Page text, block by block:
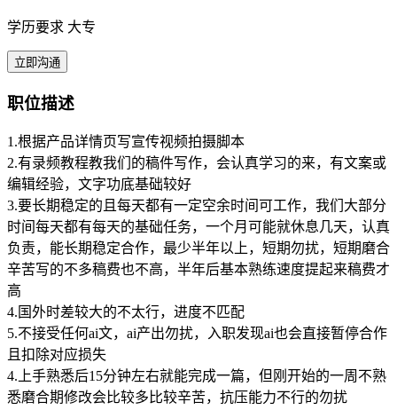
学历要求 大专
立即沟通
职位描述
1.根据产品详情页写宣传视频拍摄脚本
2.有录频教程教我们的稿件写作，会认真学习的来，有文案或
编辑经验，文字功底基础较好
3.要长期稳定的且每天都有一定空余时间可工作，我们大部分
时间每天都有每天的基础任务，一个月可能就休息几天，认真
负责，能长期稳定合作，最少半年以上，短期勿扰，短期磨合
辛苦写的不多稿费也不高，半年后基本熟练速度提起来稿费才
高
4.国外时差较大的不太行，进度不匹配
5.不接受任何ai文，ai产出勿扰，入职发现ai也会直接暂停合作
且扣除对应损失
4.上手熟悉后15分钟左右就能完成一篇，但刚开始的一周不熟
悉磨合期修改会比较多比较辛苦，抗压能力不行的勿扰